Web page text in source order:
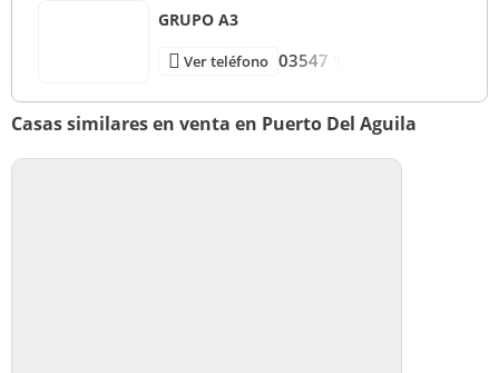
GRUPO A3
Ver teléfono 03547 1
Casas similares en venta en Puerto Del Aguila